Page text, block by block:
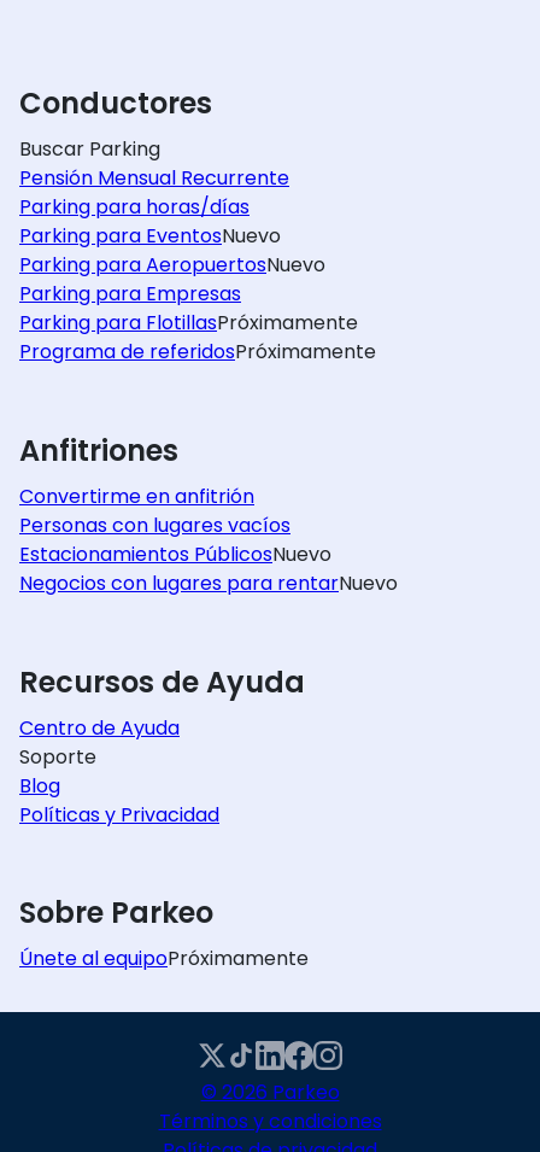
Conductores
Buscar Parking
Pensión Mensual Recurrente
Parking para horas/días
Parking para EventosNuevo
Parking para AeropuertosNuevo
Parking para Empresas
Parking para FlotillasPróximamente
Programa de referidosPróximamente
Anfitriones
Convertirme en anfitrión
Personas con lugares vacíos
Estacionamientos PúblicosNuevo
Negocios con lugares para rentarNuevo
Recursos de Ayuda
Centro de Ayuda
Soporte
Blog
Políticas y Privacidad
Sobre Parkeo
Únete al equipoPróximamente
© 2026 Parkeo
Términos y condiciones